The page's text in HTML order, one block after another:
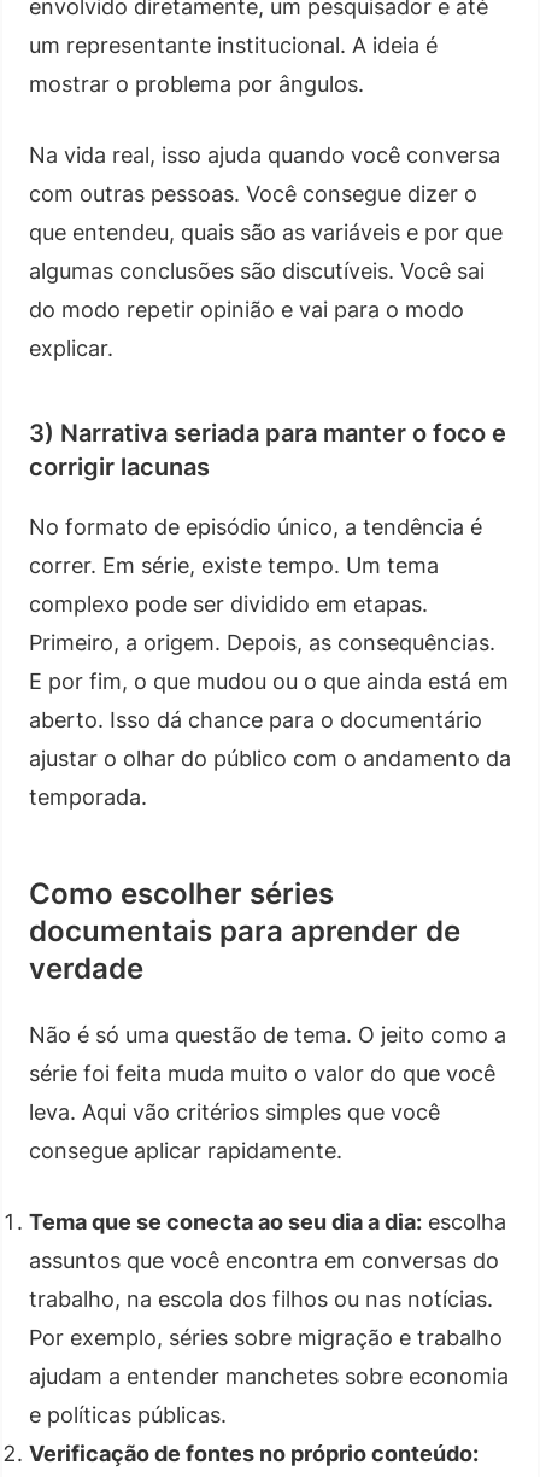
envolvido diretamente, um pesquisador e até
um representante institucional. A ideia é
mostrar o problema por ângulos.
Na vida real, isso ajuda quando você conversa
com outras pessoas. Você consegue dizer o
que entendeu, quais são as variáveis e por que
algumas conclusões são discutíveis. Você sai
do modo repetir opinião e vai para o modo
explicar.
3) Narrativa seriada para manter o foco e
corrigir lacunas
No formato de episódio único, a tendência é
correr. Em série, existe tempo. Um tema
complexo pode ser dividido em etapas.
Primeiro, a origem. Depois, as consequências.
E por fim, o que mudou ou o que ainda está em
aberto. Isso dá chance para o documentário
ajustar o olhar do público com o andamento da
temporada.
Como escolher séries
documentais para aprender de
verdade
Não é só uma questão de tema. O jeito como a
série foi feita muda muito o valor do que você
leva. Aqui vão critérios simples que você
consegue aplicar rapidamente.
Tema que se conecta ao seu dia a dia: escolha
assuntos que você encontra em conversas do
trabalho, na escola dos filhos ou nas notícias.
Por exemplo, séries sobre migração e trabalho
ajudam a entender manchetes sobre economia
e políticas públicas.
Verificação de fontes no próprio conteúdo: